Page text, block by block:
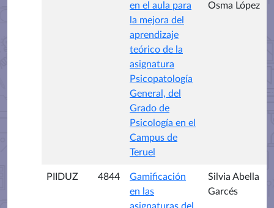
en el aula para
la mejora del
aprendizaje
teórico de la
asignatura
Psicopatología
General, del
Grado de
Psicología en el
Campus de
Teruel
Osma López
PIIDUZ 4844
Gamificación
en las
Silvia Abella
Garcés